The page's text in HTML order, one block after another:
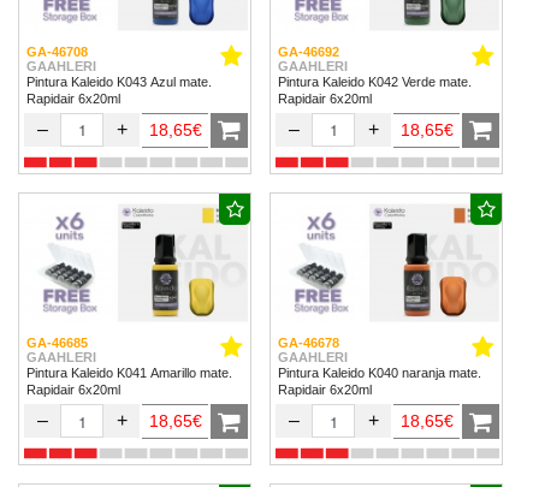
GA-46708
GAAHLERI
Pintura Kaleido K043 Azul mate.
Rapidair 6x20ml
– + 18,65€
GA-46692
GAAHLERI
Pintura Kaleido K042 Verde mate.
Rapidair 6x20ml
– + 18,65€
GA-46685
GAAHLERI
Pintura Kaleido K041 Amarillo mate.
Rapidair 6x20ml
– + 18,65€
GA-46678
GAAHLERI
Pintura Kaleido K040 naranja mate.
Rapidair 6x20ml
– + 18,65€